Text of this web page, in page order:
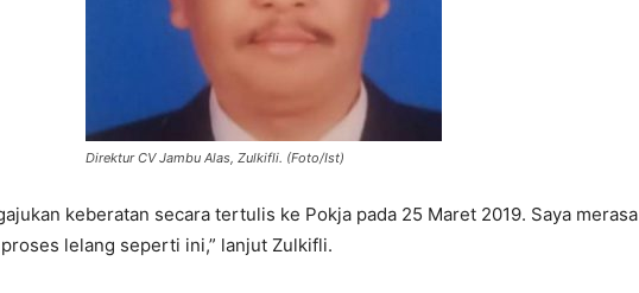
Direktur CV Jambu Alas, Zulkifli. (Foto/Ist)
keberatan secara tertulis ke Pokja pada 25 Maret 2019. Saya merasa
lelang seperti ini,” lanjut Zulkifli.